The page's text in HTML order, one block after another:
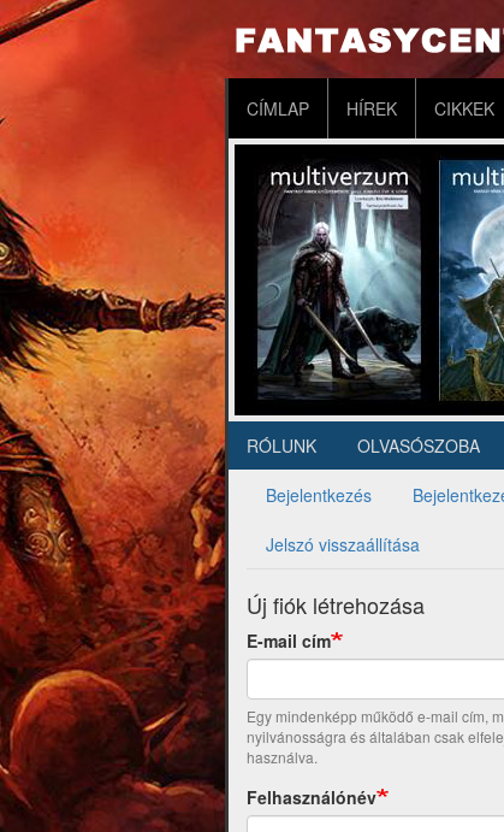
Ugrás
tartalomra
Fő
navigáció
CÍMLAP HÍREK CIKKEK
Másodlagos
navigáció
RÓLUNK OLVASÓSZOBA
Elsődleges
Bejelentkezés
Jelszó visszaállítása
Új fiók létrehozása
E-mail cím
Egy mindenképp működő e-mail cím,
nyilvánosságra és általában csak
használva.
Felhasználónév